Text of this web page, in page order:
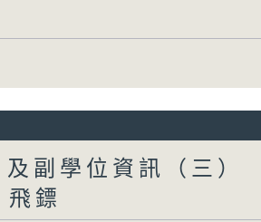
副學位資訊（三）
鏢